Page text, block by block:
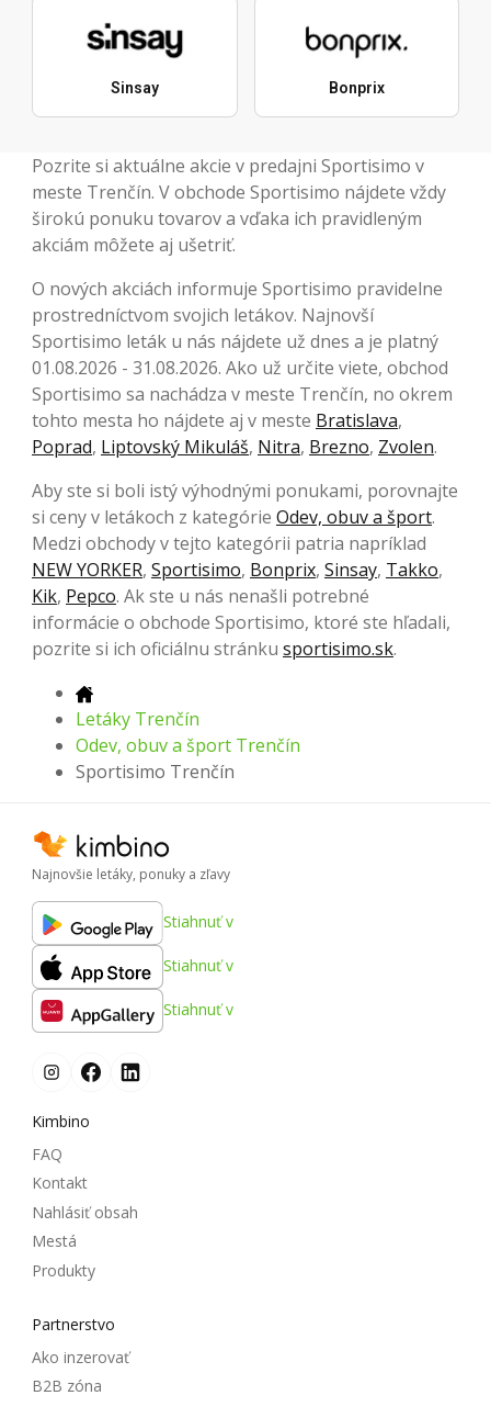
Sinsay Bonprix
Pozrite si aktuálne akcie v predajni Sportisimo v
meste Trenčín. V obchode Sportisimo nájdete vždy
širokú ponuku tovarov a vďaka ich pravidleným
akciám môžete aj ušetriť.
O nových akciách informuje Sportisimo pravidelne
prostredníctvom svojich letákov. Najnovší
Sportisimo leták u nás nájdete už dnes a je platný
01.08.2026 - 31.08.2026. Ako už určite viete, obchod
Sportisimo sa nachádza v meste Trenčín, no okrem
tohto mesta ho nájdete aj v meste Bratislava,
Poprad, Liptovský Mikuláš, Nitra, Brezno, Zvolen.
Aby ste si boli istý výhodnými ponukami, porovnajte
si ceny v letákoch z kategórie Odev, obuv a šport.
Medzi obchody v tejto kategórii patria napríklad
NEW YORKER, Sportisimo, Bonprix, Sinsay, Takko,
Kik, Pepco. Ak ste u nás nenašli potrebné
informácie o obchode Sportisimo, ktoré ste hľadali,
pozrite si ich oficiálnu stránku sportisimo.sk.
Letáky Trenčín
Odev, obuv a šport Trenčín
Sportisimo Trenčín
Najnovšie letáky, ponuky a zľavy
Stiahnuť v
Stiahnuť v
Stiahnuť v
Kimbino
FAQ
Kontakt
Nahlásiť obsah
Mestá
Produkty
Partnerstvo
Ako inzerovať
B2B zóna